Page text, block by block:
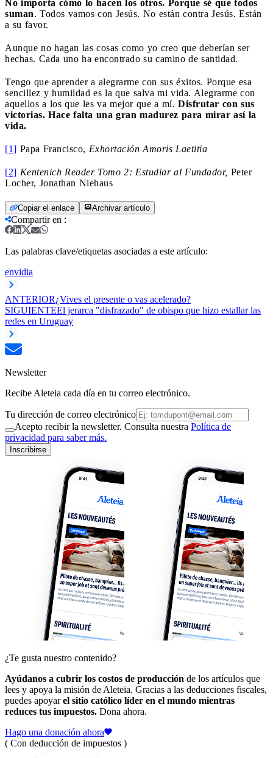
No importa cómo lo hacen los otros. Porque sé que todos
suman. Todos vamos con Jesús. No están contra Jesús. Están
a su favor.
Aunque no hagan las cosas como yo creo que deberían ser
hechas. Cada uno ha encontrado su camino de santidad.
Tengo que aprender a alegrarme con sus éxitos. Porque esa
sencillez y humildad es la que salva mi vida. Alegrarme con
aquellos a los que les va mejor que a mí. Disfrutar con sus
victorias. Hace falta una gran madurez para mirar así la
vida.
[1] Papa Francisco, Exhortación Amoris Laetitia
[2] Kentenich Reader Tomo 2: Estudiar al Fundador, Peter
Locher, Jonathan Niehaus
Copiar el enlace Archivar artículo
Compartir en :
Las palabras clave/etiquetas asociadas a este artículo:
envidia
ANTERIOR¿Vives el presente o vas acelerado?
SIGUIENTEEl jerarca "disfrazado" de obispo que hizo estallar las
redes en Uruguay
Newsletter
Recibe Aleteia cada día en tu correo electrónico.
Tu dirección de correo electrónico
Acepto recibir la newsletter. Consulta nuestra Política de
privacidad para saber más.
Inscribirse
¿Te gusta nuestro contenido?
Ayúdanos a cubrir los costos de producción de los artículos que
lees y apoya la misión de Aleteia. Gracias a las deducciones fiscales,
puedes apoyarel sitio católico líder en el mundo mientras
reduces tus impuestos. Dona ahora.
Hago una donación ahora
( Con deducción de impuestos )